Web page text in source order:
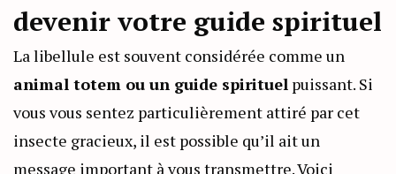
devenir votre guide spirituel
La libellule est souvent considérée comme un
animal totem ou un guide spirituel puissant. Si
vous vous sentez particulièrement attiré par cet
insecte gracieux, il est possible qu’il ait un
message important à vous transmettre. Voici